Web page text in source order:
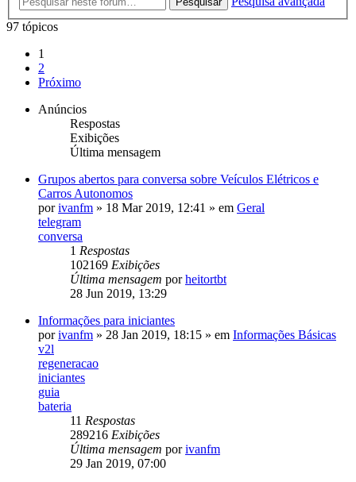
97 tópicos
1
2
Próximo
Anúncios
Respostas
Exibições
Última mensagem
Grupos abertos para conversa sobre Veículos Elétricos e
Carros Autonomos
porivanfm » 18 Mar 2019, 12:41 » em Geral
telegram
conversa
1 Respostas
102169 Exibições
Última mensagem porheitortbt
28 Jun 2019, 13:29
Informações para iniciantes
porivanfm » 28 Jan 2019, 18:15 » em Informações Básicas
v2l
regeneracao
iniciantes
guia
bateria
11 Respostas
289216 Exibições
Última mensagem porivanfm
29 Jan 2019, 07:00